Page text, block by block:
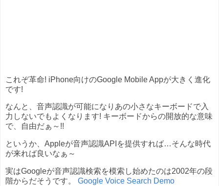
これぞ革命! iPhone向けのGoogle Mobile Appが大きく進化
です!
なんと、音声認識が可能になりあの小さなキーボードで入
力しないでもよくなります! キーボードからの開放的な意味
で、自由だぁ～!!
というか、Appleが音声認識APIを提供すれば…そんな時代
が来れば良いなぁ～
実はGoogleが音声認識検索を模索し始めたのは2002年の段
階からだそうです。 Google Voice Search Demo